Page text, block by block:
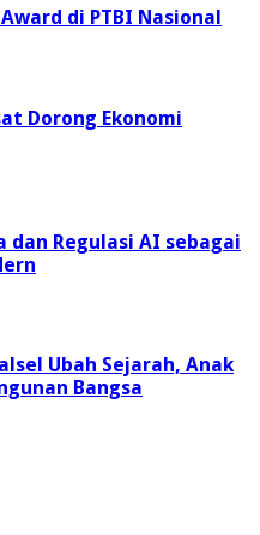
di PTBI Nasional
Dorong Ekonomi
dan Regulasi AI sebagai
Ubah Sejarah, Anak
Bangsa